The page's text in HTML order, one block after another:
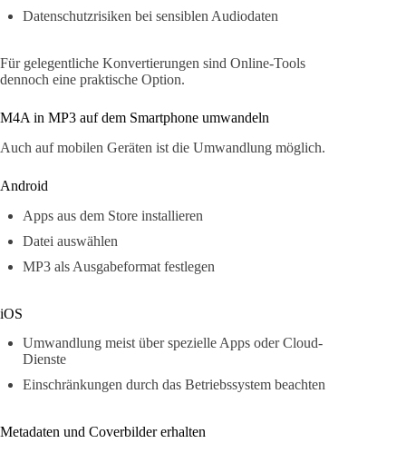
Datenschutzrisiken bei sensiblen Audiodaten
Für gelegentliche Konvertierungen sind Online-Tools
dennoch eine praktische Option.
M4A in MP3 auf dem Smartphone umwandeln
Auch auf mobilen Geräten ist die Umwandlung möglich.
Android
Apps aus dem Store installieren
Datei auswählen
MP3 als Ausgabeformat festlegen
iOS
Umwandlung meist über spezielle Apps oder Cloud-
Dienste
Einschränkungen durch das Betriebssystem beachten
Metadaten und Coverbilder erhalten